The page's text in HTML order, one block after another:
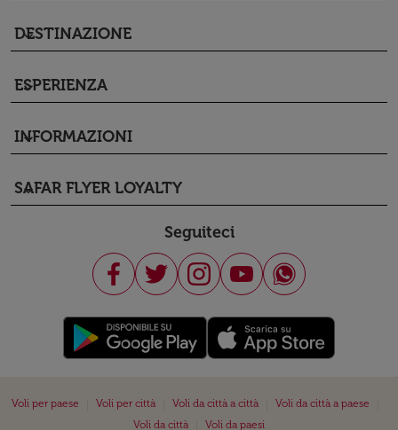
DESTINAZIONE
keyboard_arrow_down
ESPERIENZA
keyboard_arrow_down
INFORMAZIONI
keyboard_arrow_down
SAFAR FLYER LOYALTY
keyboard_arrow_down
Seguiteci
Voli per paese Voli per città Voli da città a città Voli da città a paese
Voli da città
Voli da paesi